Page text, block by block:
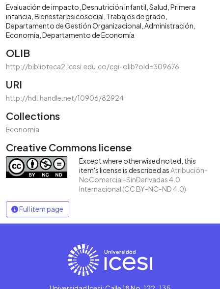
Evaluación de impacto Desnutrición infantil Salud Primera
infancia Bienestar psicosocial Trabajos de grado
Departamento de Gestión Organizacional Administración
Economía Departamento de Economía
OLIB
http://biblioteca2.icesi.edu.co/cgi-olib?oid=309676
URI
http://hdl.handle.net/10906/82924
Collections
Economía
Creative Commons license
Except where otherwised noted, this
item's license is described asAtribución-
NoComercial-SinDerivadas 4.0
Internacional (CC BY-NC-ND 4.0)
Full item page